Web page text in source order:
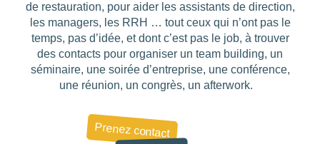
de restauration, pour aider les assistants de direction,
les managers, les RRH … tout ceux qui n’ont pas le
temps, pas d’idée, et dont c’est pas le job, à trouver
des contacts pour organiser un team building, un
séminaire, une soirée d’entreprise, une conférence,
une réunion, un congrès, un afterwork.
Prenez contact